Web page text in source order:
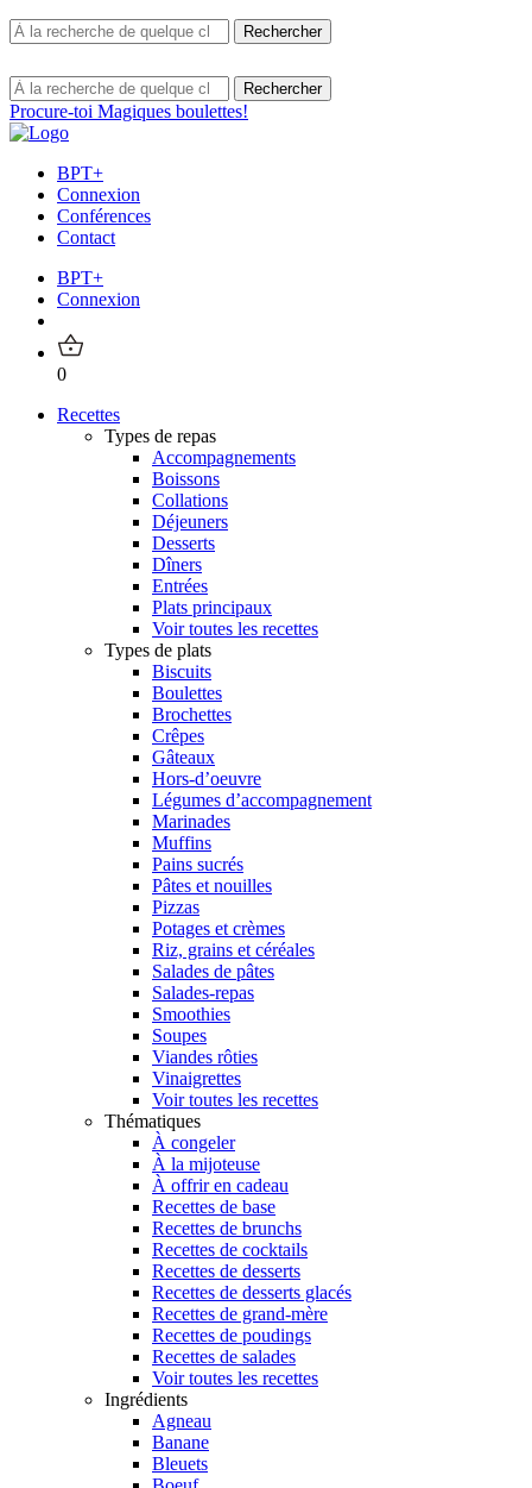
Procure-toi Magiques boulettes!
BPT+
Connexion
Conférences
Contact
BPT+
Connexion
0
Recettes
Types de repas
Accompagnements
Boissons
Collations
Déjeuners
Desserts
Dîners
Entrées
Plats principaux
Voir toutes les recettes
Types de plats
Biscuits
Boulettes
Brochettes
Crêpes
Gâteaux
Hors-d’oeuvre
Légumes d’accompagnement
Marinades
Muffins
Pains sucrés
Pâtes et nouilles
Pizzas
Potages et crèmes
Riz, grains et céréales
Salades de pâtes
Salades-repas
Smoothies
Soupes
Viandes rôties
Vinaigrettes
Voir toutes les recettes
Thématiques
À congeler
À la mijoteuse
À offrir en cadeau
Recettes de base
Recettes de brunchs
Recettes de cocktails
Recettes de desserts
Recettes de desserts glacés
Recettes de grand-mère
Recettes de poudings
Recettes de salades
Voir toutes les recettes
Ingrédients
Agneau
Banane
Bleuets